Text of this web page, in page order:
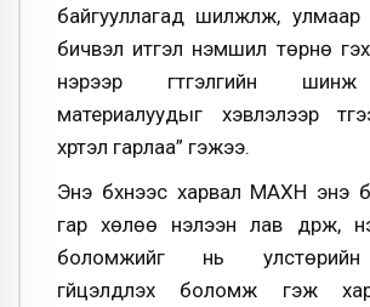
байгууллагад шилжүүлж, улмаар
бичвэл итгэл үнэмшил төрнө гэх
нэрээр гүтгэлгийн шинж
материалуудыг хэвлэлээр
хүртэл гарлаа” гэжээ.
Энэ бүхнээс харвал МАХН энэ
гар хөлөө нэлээн лав дүрж,
боломжийг нь улстөрийн
гүйцэлдүүлэх боломж гэж